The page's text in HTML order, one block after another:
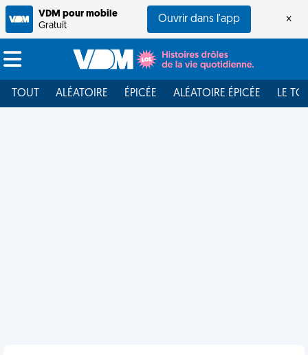
VDM pour mobile
Gratuit
Ouvrir dans l'app ×
TOUT ALÉATOIRE ÉPICÉE ALÉATOIRE ÉPICÉE LE